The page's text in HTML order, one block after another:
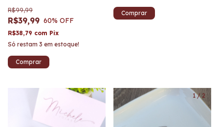
R$39,99
R$99,99
60% OFF
R$38,79 com Pix
Só restam 3 em estoque!
1/ 2